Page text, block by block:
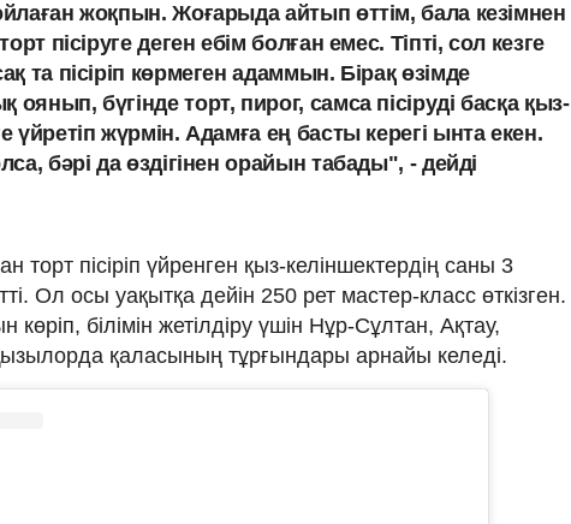
жоқпын. Жоғарыда айтып өттім, бала кезімнен
пісіруге деген ебім болған емес. Тіпті, сол кезге
та пісіріп көрмеген адаммын. Бірақ өзімде
бүгінде торт, пирог, самса пісіруді басқа қыз-
үйретіп жүрмін. Адамға ең басты керегі ынта екен.
бәрі да өздігінен орайын табады", - дейді
торт пісіріп үйренген қыз-келіншектердің саны 3
Ол осы уақытқа дейін 250 рет мастер-класс өткізген.
білімін жетілдіру үшін Нұр-Сұлтан, Ақтау,
қаласының тұрғындары арнайы келеді.